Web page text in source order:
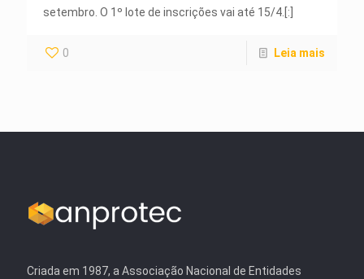
setembro. O 1º lote de inscrições vai até 15/4.[:]
0 Leia mais
Criada em 1987, a Associação Nacional de Entidades